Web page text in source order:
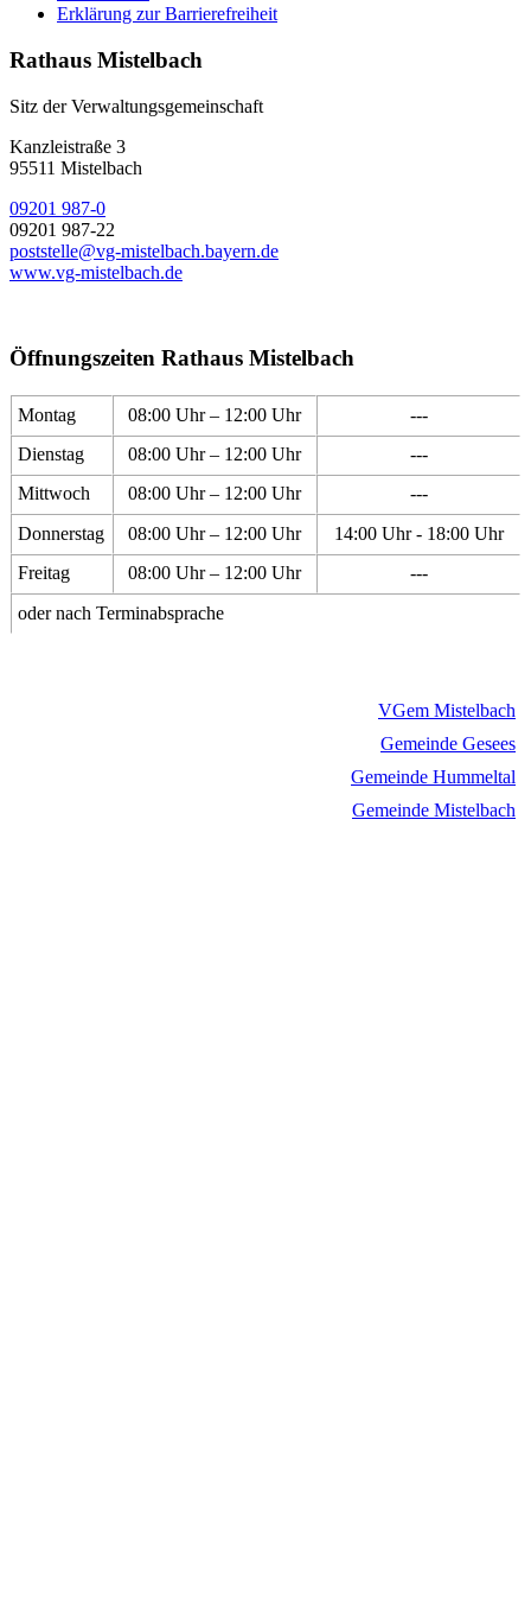
Erklärung zur Barrierefreiheit
Rathaus Mistelbach
Sitz der Verwaltungsgemeinschaft
Kanzleistraße 3
95511 Mistelbach
09201 987-0
09201 987-22
poststelle@vg-mistelbach.bayern.de
www.vg-mistelbach.de
Öffnungszeiten Rathaus Mistelbach
Montag 08:00 Uhr – 12:00 Uhr
---
Dienstag
08:00 Uhr – 12:00 Uhr
---
Mittwoch
08:00 Uhr – 12:00 Uhr
---
Donnerstag
08:00 Uhr – 12:00 Uhr
14:00 Uhr - 18:00 Uhr
Freitag
08:00 Uhr – 12:00 Uhr
---
oder nach Terminabsprache
VGem Mistelbach
Gemeinde Gesees
Gemeinde Hummeltal
Gemeinde Mistelbach